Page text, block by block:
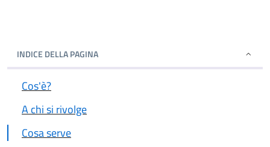
INDICE DELLA PAGINA
Cos'è?
A chi si rivolge
Cosa serve